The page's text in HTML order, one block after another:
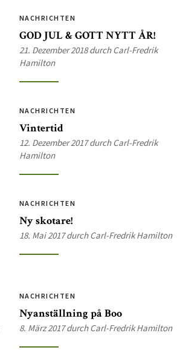
NACHRICHTEN
GOD JUL & GOTT NYTT ÅR!
21. Dezember 2018 durch Carl-Fredrik
Hamilton
NACHRICHTEN
Vintertid
12. Dezember 2017 durch Carl-Fredrik
Hamilton
NACHRICHTEN
Ny skotare!
18. Mai 2017 durch Carl-Fredrik Hamilton
NACHRICHTEN
Nyanställning på Boo
8. März 2017 durch Carl-Fredrik Hamilton